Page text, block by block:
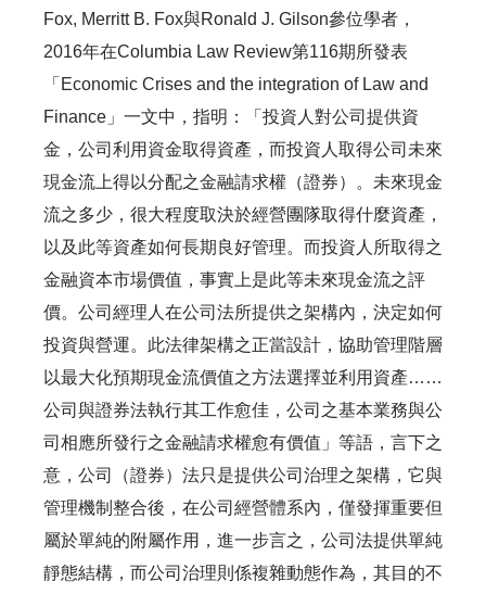
Fox, Merritt B. Fox與Ronald J. Gilson參位學者，
2016年在Columbia Law Review第116期所發表
「Economic Crises and the integration of Law and
Finance」一文中，指明：「投資人對公司提供資
金，公司利用資金取得資產，而投資人取得公司未來
現金流上得以分配之金融請求權（證券）。未來現金
流之多少，很大程度取決於經營團隊取得什麼資產，
以及此等資產如何長期良好管理。而投資人所取得之
金融資本市場價值，事實上是此等未來現金流之評
價。公司經理人在公司法所提供之架構內，決定如何
投資與營運。此法律架構之正當設計，協助管理階層
以最大化預期現金流價值之方法選擇並利用資產……
公司與證券法執行其工作愈佳，公司之基本業務與公
司相應所發行之金融請求權愈有價值」等語，言下之
意，公司（證券）法只是提供公司治理之架構，它與
管理機制整合後，在公司經營體系內，僅發揮重要但
屬於單純的附屬作用，進一步言之，公司法提供單純
靜態結構，而公司治理則係複雜動態作為，其目的不